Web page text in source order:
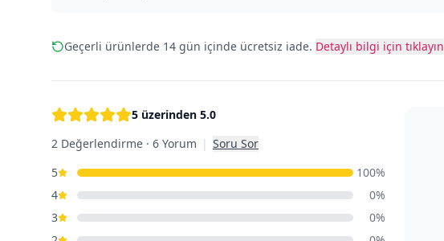
Geçerli ürünlerde 14 gün içinde ücretsiz iade. Detaylı bilgi için tıklayın
5 üzerinden 5.0
2 Değerlendirme · 6 Yorum | Soru Sor
5
100%
4
0%
3
0%